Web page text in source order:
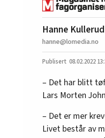
Hanne
hanne@lomedia.no
08.02.2022
– Det har blitt
Lars Morten
– Det er mer
Livet består av